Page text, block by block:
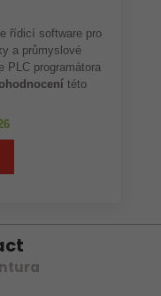
řídicí software pro
a průmyslové
PLC programátora
této